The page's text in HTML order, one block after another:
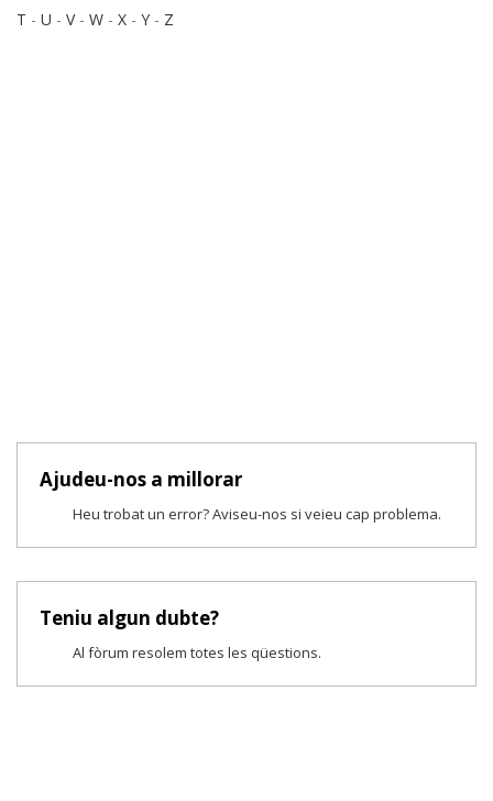
T - U - V- W - X - Y - Z
Ajudeu-nos a millorar
Heu trobat un error? Aviseu-nos si veieu cap problema.
Teniu algun dubte?
Al fòrum resolem totes les qüestions.